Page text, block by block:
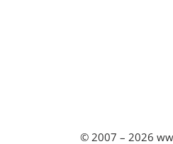
© 2007 – 2026